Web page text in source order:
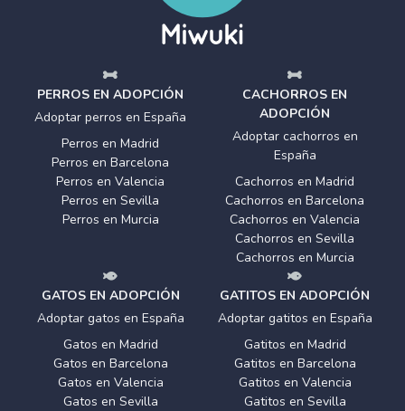
PERROS EN ADOPCIÓN
Adoptar perros en España
Perros en Madrid
Perros en Barcelona
Perros en Valencia
Perros en Sevilla
Perros en Murcia
CACHORROS EN
ADOPCIÓN
Adoptar cachorros en
España
Cachorros en Madrid
Cachorros en Barcelona
Cachorros en Valencia
Cachorros en Sevilla
Cachorros en Murcia
GATOS EN ADOPCIÓN
Adoptar gatos en España
Gatos en Madrid
Gatos en Barcelona
Gatos en Valencia
Gatos en Sevilla
GATITOS EN ADOPCIÓN
Adoptar gatitos en España
Gatitos en Madrid
Gatitos en Barcelona
Gatitos en Valencia
Gatitos en Sevilla